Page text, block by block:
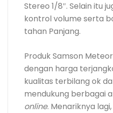
Stereo 1/8″. Selain itu
kontrol volume serta
tahan Panjang.
Produk Samson
dengan harga
kualitas terbilang ok
mendukung berbagai
online. Menariknya